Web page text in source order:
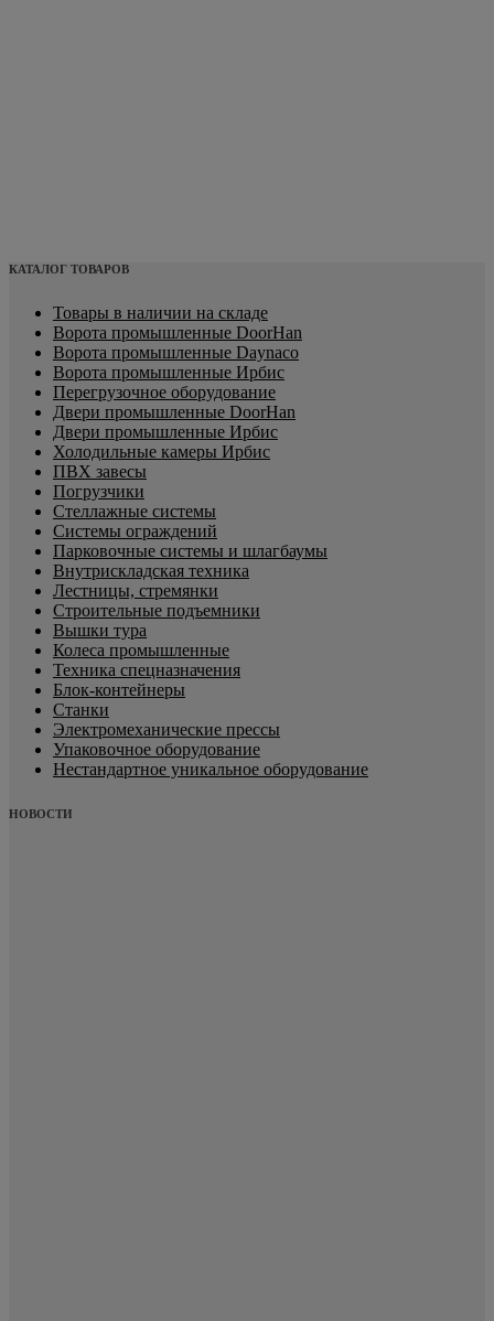
КАТАЛОГ ТОВАРОВ
Товары в наличии на складе
Ворота промышленные DoorHan
Ворота промышленные Daynaco
Ворота промышленные Ирбис
Перегрузочное оборудование
Двери промышленные DoorHan
Двери промышленные Ирбис
Холодильные камеры Ирбис
ПВХ завесы
Погрузчики
Стеллажные системы
Системы ограждений
Парковочные системы и шлагбаумы
Внутрискладская техника
Лестницы, стремянки
Строительные подъемники
Вышки тура
Колеса промышленные
Техника спецназначения
Блок-контейнеры
Станки
Электромеханические прессы
Упаковочное оборудование
Нестандартное уникальное оборудование
НОВОСТИ